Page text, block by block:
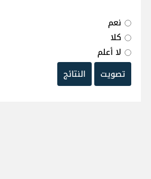
نعم
كلا
لا أعلم
تصويت
النتائج